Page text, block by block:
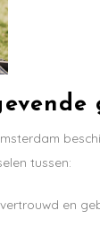
tussen:
vertrouwd en